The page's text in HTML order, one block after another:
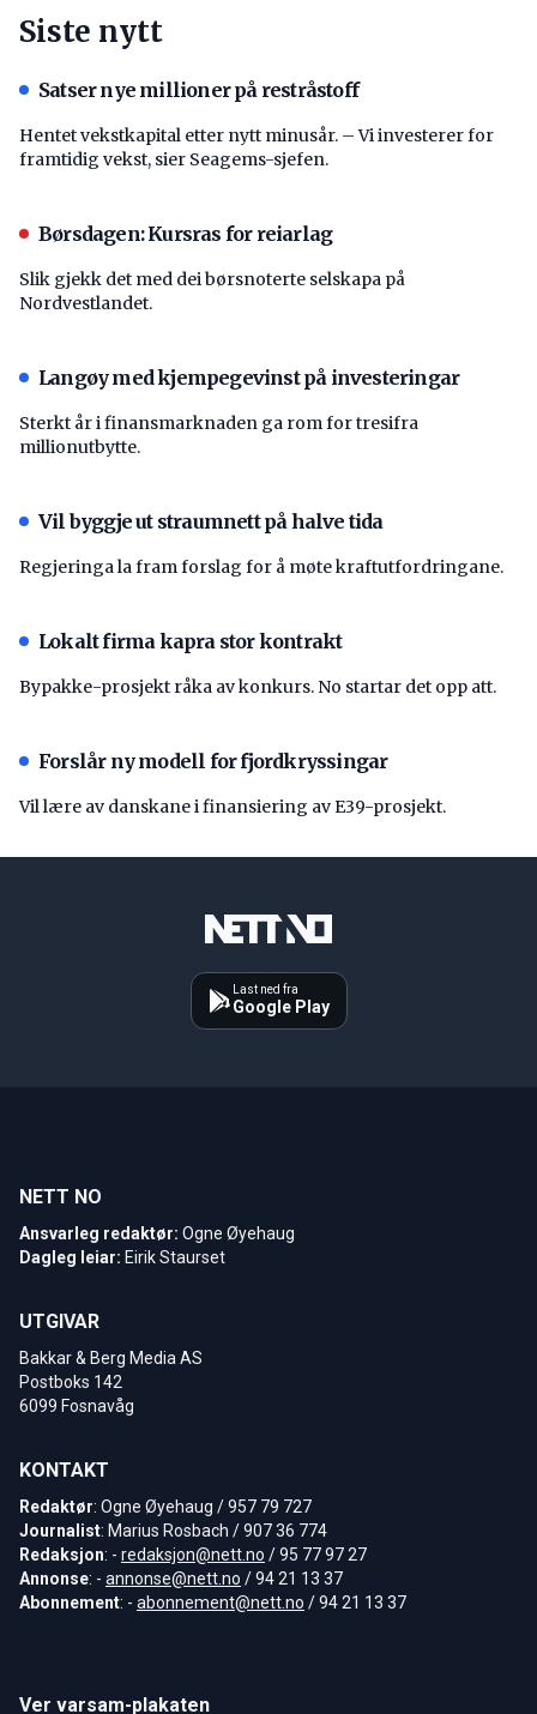
Siste nytt
Satser nye millioner på restråstoff
Hentet vekstkapital etter nytt minusår. – Vi investerer for
framtidig vekst, sier Seagems-sjefen.
Børsdagen: Kursras for reiarlag
Slik gjekk det med dei børsnoterte selskapa på
Nordvestlandet.
Langøy med kjempegevinst på investeringar
Sterkt år i finansmarknaden ga rom for tresifra
millionutbytte.
Vil byggje ut straumnett på halve tida
Regjeringa la fram forslag for å møte kraftutfordringane.
Lokalt firma kapra stor kontrakt
Bypakke-prosjekt råka av konkurs. No startar det opp att.
Forslår ny modell for fjordkryssingar
Vil lære av danskane i finansiering av E39-prosjekt.
Last ned fra
Google Play
NETT NO
Ansvarleg redaktør: Ogne Øyehaug
Dagleg leiar: Eirik Staurset
UTGIVAR
Bakkar & Berg Media AS
Postboks 142
6099 Fosnavåg
KONTAKT
Redaktør: Ogne Øyehaug / 957 79 727
Journalist: Marius Rosbach / 907 36 774
Redaksjon: - redaksjon@nett.no / 95 77 97 27
Annonse: - annonse@nett.no / 94 21 13 37
Abonnement: - abonnement@nett.no / 94 21 13 37
Ver varsam-plakaten